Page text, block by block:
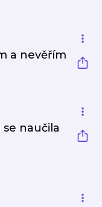
a nevěřím
se naučila